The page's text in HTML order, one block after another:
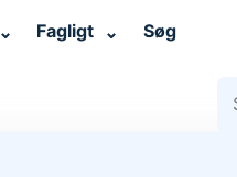
⌄ Fagligt ⌄ Søg